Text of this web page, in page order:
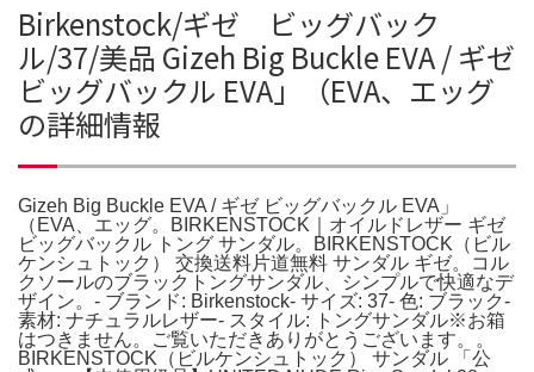
Birkenstock/ギゼ ビッグバック
ル/37/美品 Gizeh Big Buckle EVA / ギゼ
ビッグバックル EVA」（EVA、エッグ
の詳細情報
Gizeh Big Buckle EVA / ギゼ ビッグバックル EVA」
（EVA、エッグ。BIRKENSTOCK｜オイルドレザー ギゼ
ビッグバックル トング サンダル。BIRKENSTOCK（ビル
ケンシュトック） 交換送料片道無料 サンダル ギゼ。コル
クソールのブラックトングサンダル、シンプルで快適なデ
ザイン。- ブランド: Birkenstock- サイズ: 37- 色: ブラック-
素材: ナチュラルレザー- スタイル: トングサンダル※お箱
はつきません。ご覧いただきありがとうございます。。
BIRKENSTOCK（ビルケンシュトック） サンダル 「公